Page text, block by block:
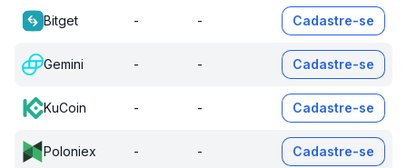
Bitget - - Cadastre-se
Gemini - - Cadastre-se
KuCoin - - Cadastre-se
Poloniex - - Cadastre-se